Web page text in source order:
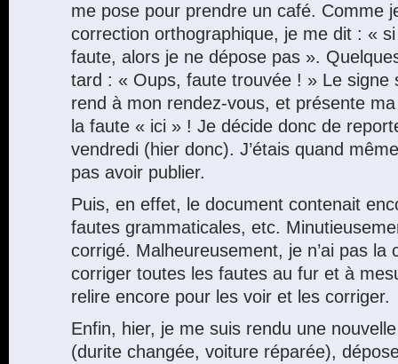
me pose pour prendre un café. Comme
correction orthographique, je me dit : «
faute, alors je ne dépose pas ».
tard : « Oups, faute trouvée ! » Le signe
rend à mon rendez-vous, et présente
la faute « ici » ! Je décide donc de
vendredi (hier donc). J’étais quand
pas avoir publier.
Puis, en effet, le document contenait
fautes grammaticales, etc.
corrigé. Malheureusement, je n’ai pas la
corriger toutes les fautes au fur et à
relire encore pour les voir et les corriger.
Enfin, hier, je me suis rendu une
(durite changée, voiture réparée),